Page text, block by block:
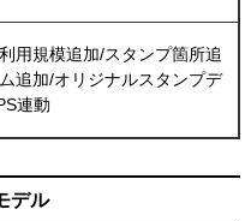
用規模追加/スタンプ箇所追
追加/オリジナルスタンプデ
連動
デル